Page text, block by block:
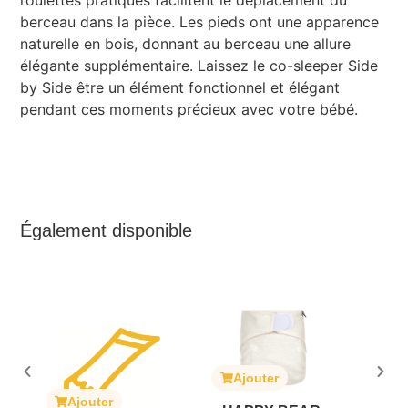
berceau dans la pièce. Les pieds ont une apparence
naturelle en bois, donnant au berceau une allure
élégante supplémentaire. Laissez le co-sleeper Side
by Side être un élément fonctionnel et élégant
pendant ces moments précieux avec votre bébé.
Également disponible
Ajouter Ajouter